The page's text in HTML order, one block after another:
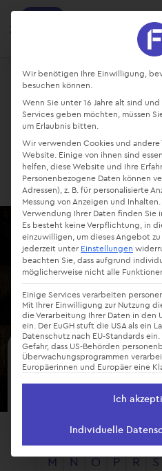
Projekte und Aufgaben
Kostenlos - Bei Google
Glossar
B C D E F
M
N O P R S
Wir benötigen Ihre Einwilligung,
besuchen können.
Wenn Sie unter 16 Jahre alt sind
Services geben möchten, müssen
um Erlaubnis bitten.
Wir verwenden Cookies und
Website. Einige von ihnen sind
helfen, diese Website und Ihre
Personenbezogene Daten können
Adressen), z. B. für personalisierte
Messung von Anzeigen und Inhalten.
Verwendung Ihrer Daten finden Sie
Es besteht keine Verpflichtung, in
einzuwilligen, um dieses Angebot
jederzeit unter Einstellungen
beachten Sie, dass aufgrund
möglicherweise nicht alle
Einige Services verarbeiten
Mit Ihrer Einwilligung zur Nutzung
die Verarbeitung Ihrer Daten in den
ein. Der EuGH stuft die USA als ein
Datenschutz nach EU-Standards
Gefahr, dass US-Behörden
Überwachungsprogrammen
Europäerinnen und Europäer eine
Ich
Individuelle